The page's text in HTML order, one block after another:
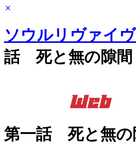
ソウルリヴァイ
話 死と無の隙間
第一話 死と無の